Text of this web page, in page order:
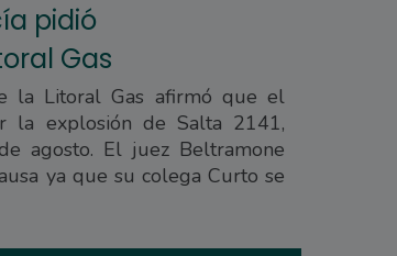
pidió
Gas
la Litoral Gas afirmó que el
la explosión de Salta 2141,
agosto. El juez Beltramone
ya que su colega Curto se